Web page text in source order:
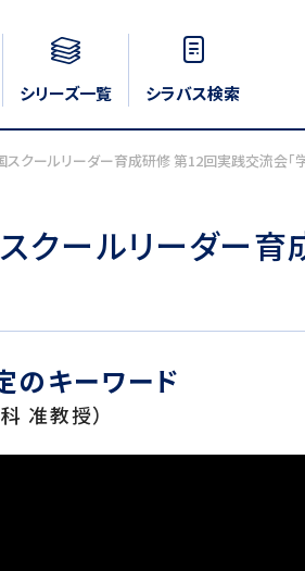
シリーズ一覧 シラバス検索
スクールリーダー育成研修 第12回実践交流会「
クールリーダー
のキーワード
准教授）